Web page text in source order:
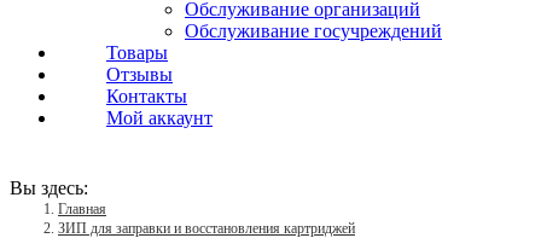
Обслуживание организаций
Обслуживание госучреждений
Товары
Отзывы
Контакты
Мой аккаунт
Вы здесь:
Главная
ЗИП для заправки и восстановления картриджей